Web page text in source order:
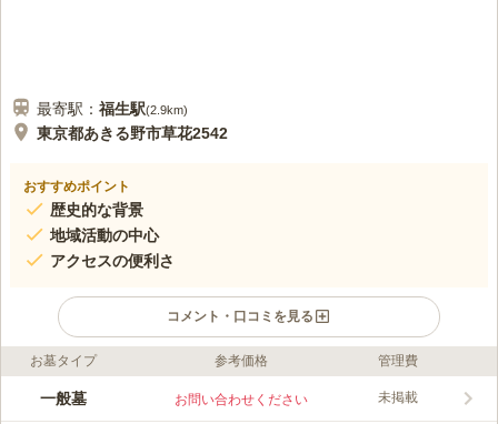
最寄駅： 福生駅(2.9km)
東京都あきる野市草花2542
おすすめポイント
歴史的な背景
地域活動の中心
アクセスの便利さ
コメント・口コミを見る
口コミ評価
この霊園はまだ誰からも評価されていません。
お墓タイプ 参考価格 管理費
一般墓 お問い合わせください 未掲載